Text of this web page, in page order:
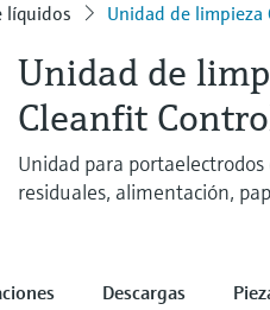
líquidos Unidad de limpieza
Unidad de
Cleanfit
Unidad para
residuales, alimentación,
Descargas